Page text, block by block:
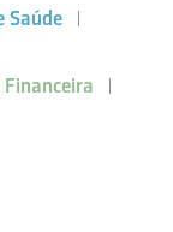
Saúde
Financeira